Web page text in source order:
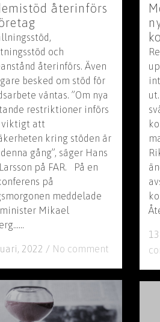
återinförs
och
återinförs. Även
besked om stöd för
väntas. ”Om nya
restriktioner införs
viktigt att
kring stöden är
gång”, säger Hans
på FAR. På en
på
meddelade
Mikael
2022 / No comment